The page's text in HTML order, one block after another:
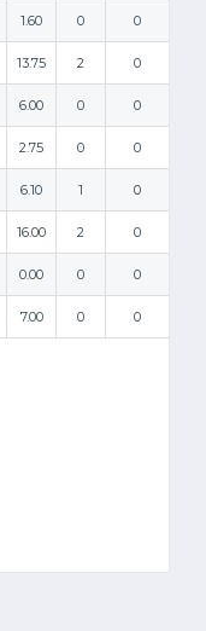
1.60 0 0
13.75 2 0
6.00 0 0
2.75 0 0
6.10 1 0
16.00 2 0
0.00 0 0
7.00 0 0